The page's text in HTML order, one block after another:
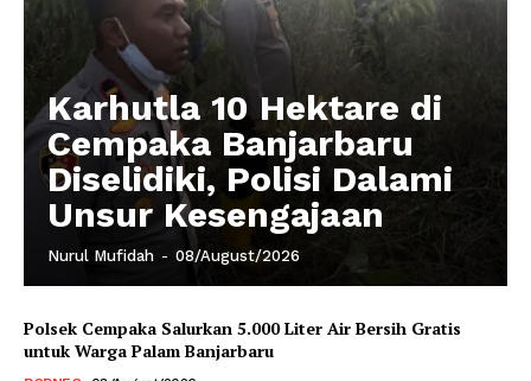
Karhutla 10 Hektare di
Cempaka Banjarbaru
Diselidiki, Polisi Dalami
Unsur Kesengajaan
Nurul Mufidah - 08/August/2026
Polsek Cempaka Salurkan 5.000 Liter Air Bersih Gratis
untuk Warga Palam Banjarbaru